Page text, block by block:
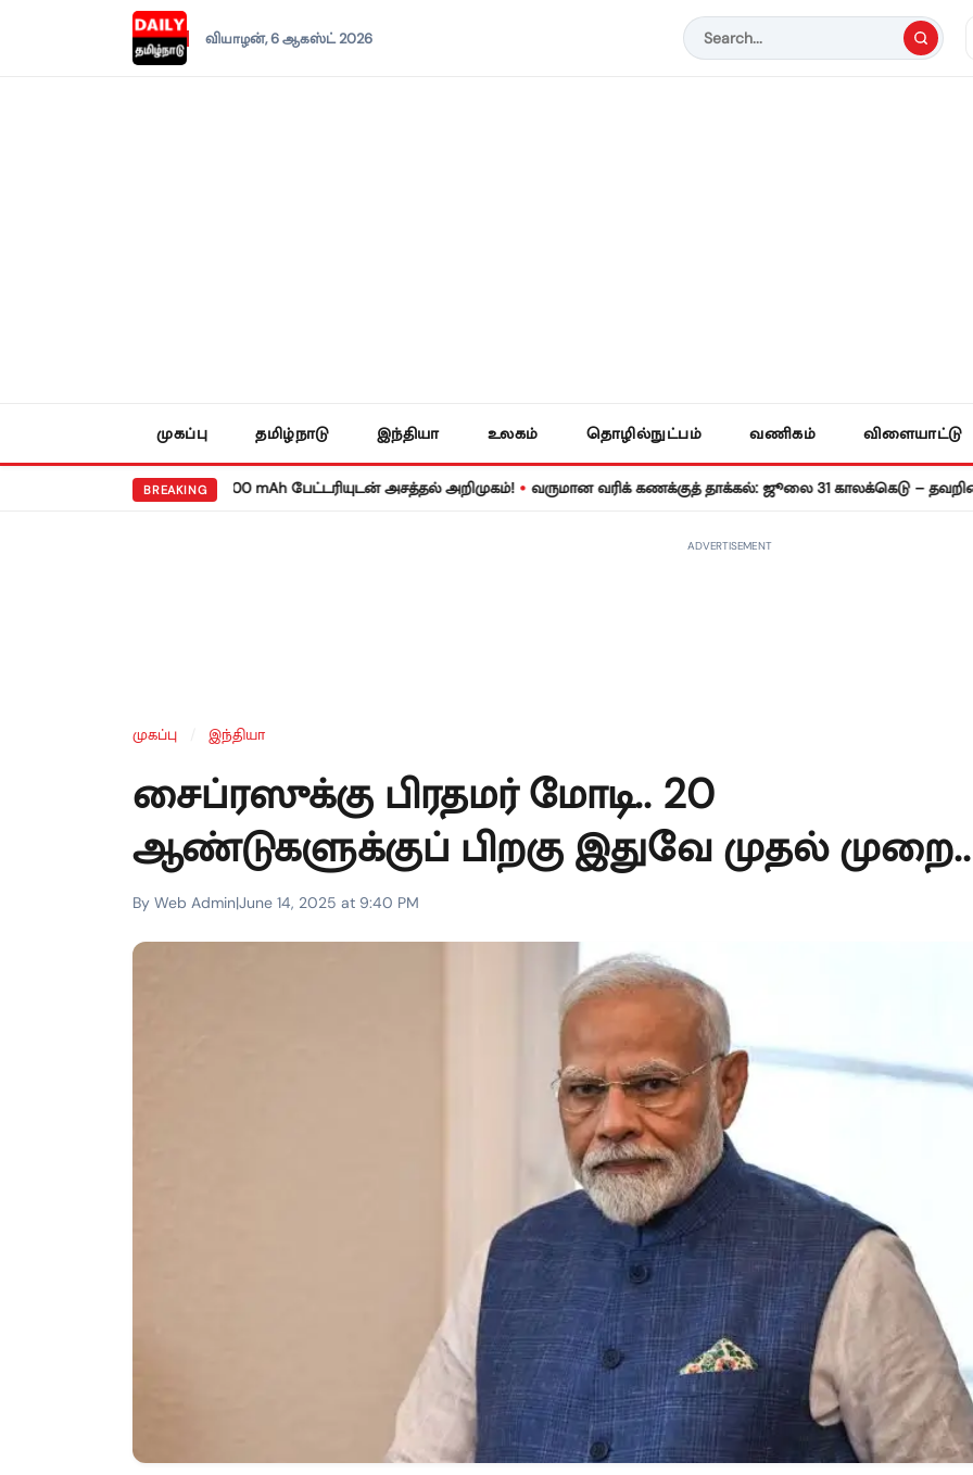
வியாழன், 6 ஆகஸ்ட் 2026
முகப்பு தமிழ்நாடு இந்தியா உலகம் தொழில்நுட்பம் வணிகம் விளையாட்டு
BREAKING
நோட் 17 5ஜி: 8,000 mAh பேட்டரியுடன் அசத்தல் அறிமுகம்! • வருமான வரிக் கணக்குத் தாக்கல்: ஜூலை 31 காலக்கெடு – தவறினால்
ADVERTISEMENT
முகப்பு இந்தியா
சைப்ரஸுக்கு பிரதமர் மோடி.. 20
ஆண்டுகளுக்குப் பிறகு இதுவே முதல்
By Web Admin|June 14, 2025 at 9:40 PM